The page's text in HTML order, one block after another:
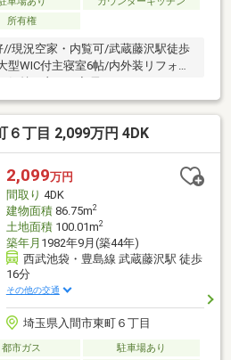
所有権
現況空家・内覧可/武蔵藤沢駅徒歩
WIC付主寝室6帖/内外装リフォー
６丁目 2,099万円 4DK
2,099万円
間取り 4DK
建物面積86.75m2
土地面積100.01m2
築年月 1982年9月(築44年)
西武池袋・豊島線 武蔵藤沢駅 徒歩
16分
その他の交通
埼玉県入間市東町６丁目
都市ガス
駐車場あり